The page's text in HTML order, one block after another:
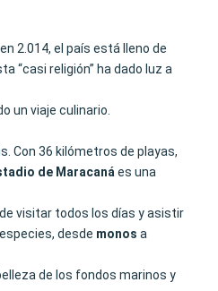
2.014, el país está lleno de
“casi religión” ha dado luz a
un viaje culinario.
Con 36 kilómetros de playas,
de Maracaná es una
visitar todos los días y asistir
desde monos a
de los fondos marinos y